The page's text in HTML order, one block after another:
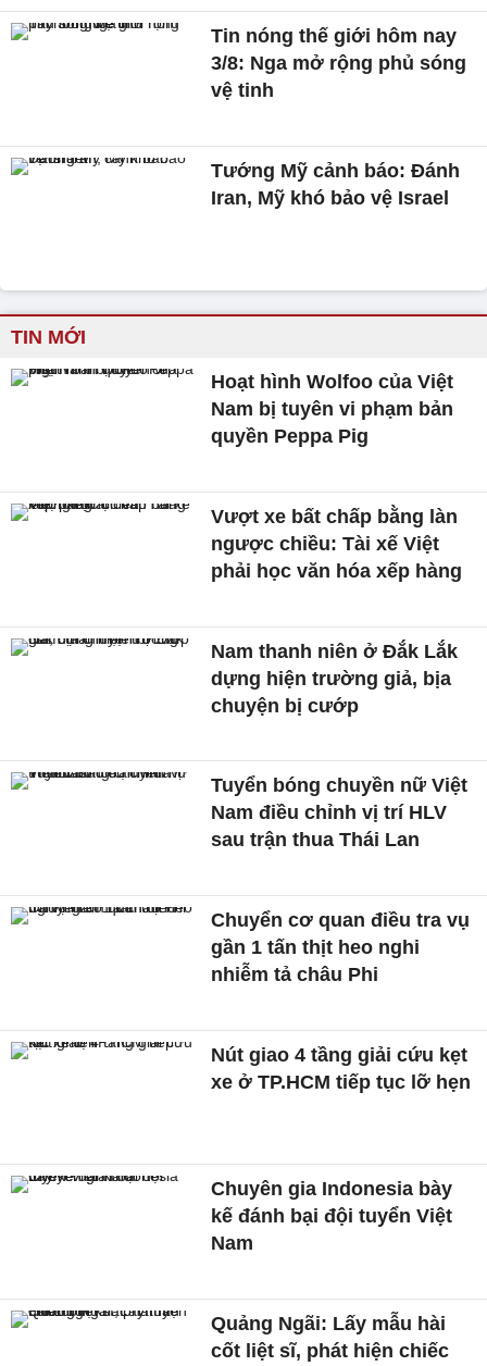
Tin nóng thế giới hôm nay
3/8: Nga mở rộng phủ sóng
vệ tinh
Tướng Mỹ cảnh báo: Đánh
Iran, Mỹ khó bảo vệ Israel
TIN MỚI
Hoạt hình Wolfoo của Việt
Nam bị tuyên vi phạm bản
quyền Peppa Pig
Vượt xe bất chấp bằng làn
ngược chiều: Tài xế Việt
phải học văn hóa xếp hàng
Nam thanh niên ở Đắk Lắk
dựng hiện trường giả, bịa
chuyện bị cướp
Tuyển bóng chuyền nữ Việt
Nam điều chỉnh vị trí HLV
sau trận thua Thái Lan
Chuyển cơ quan điều tra vụ
gần 1 tấn thịt heo nghi
nhiễm tả châu Phi
Nút giao 4 tầng giải cứu kẹt
xe ở TP.HCM tiếp tục lỡ hẹn
Chuyên gia Indonesia bày
kế đánh bại đội tuyển Việt
Nam
Quảng Ngãi: Lấy mẫu hài
cốt liệt sĩ, phát hiện chiếc